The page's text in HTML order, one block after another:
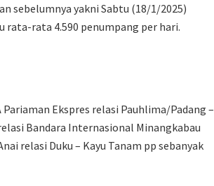
sebelumnya yakni Sabtu (18/1/2025)
rata-rata 4.590 penumpang per hari.
Ekspres relasi Pauhlima/Padang –
Bandara Internasional Minangkabau
relasi Duku – Kayu Tanam pp sebanyak